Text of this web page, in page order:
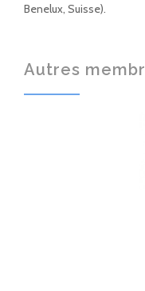
Benelux, Suisse).
Autres